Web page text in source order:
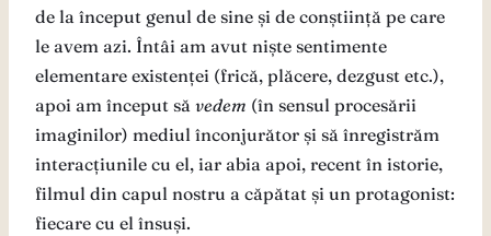
de la început genul de sine și de conștiință pe care
le avem azi. Întâi am avut niște sentimente
elementare existenței (frică, plăcere, dezgust etc.),
apoi am început să vedem (în sensul procesării
imaginilor) mediul înconjurător și să înregistrăm
interacțiunile cu el, iar abia apoi, recent în istorie,
filmul din capul nostru a căpătat și un protagonist:
fiecare cu el însuși.